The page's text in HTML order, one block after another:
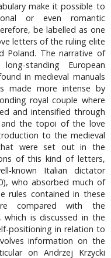
make it possible to
or even romantic
be labelled as one
letters of the ruling elite
Poland. The narrative of
standing European
in medieval manuals
made more intense by
royal couple where
and intensified through
and the topoi of the love
to the medieval
were set out in the
of this kind of letters,
known Italian dictator
who absorbed much of
rules contained in these
compared with the
is discussed in the
positioning in relation to
information on the
on Andrzej Krzycki